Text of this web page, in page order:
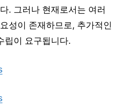
. 그러나 현재로서는 여러
성이 존재하므로, 추가적인
립이 요구됩니다.